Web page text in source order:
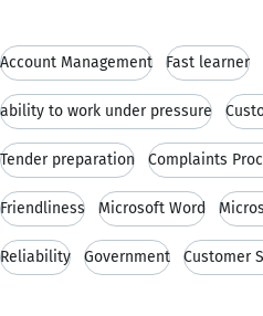
Account Management Fast learner
ability to work under pressure
Tender preparation Complaints
Friendliness Microsoft Word
Reliability Government Customer